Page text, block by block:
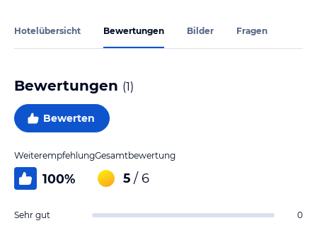
Hotelübersicht Bewertungen Bilder Fragen
Bewertungen (1)
Bewerten
Weiterempfehlung
100%
Gesamtbewertung
5 / 6
Sehr gut
0